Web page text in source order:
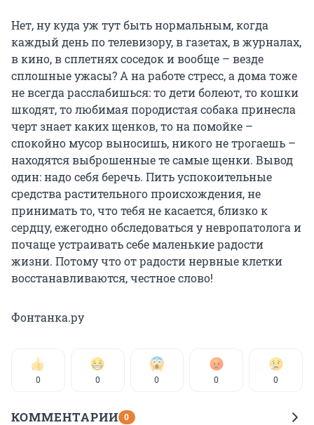
Нет, ну куда уж тут быть нормальным, когда
каждый день по телевизору, в газетах, в журналах,
в кино, в сплетнях соседок и вообще – везде
сплошные ужасы? А на работе стресс, а дома тоже
не всегда расслабишься: то дети болеют, то кошки
шкодят, то любимая породистая собака принесла
черт знает каких щенков, то на помойке –
спокойно мусор выносишь, никого не трогаешь –
находятся выброшенные те самые щенки. Вывод
один: надо себя беречь. Пить успокоительные
средства растительного происхождения, не
принимать то, что тебя не касается, близко к
сердцу, ежегодно обследоваться у невропатолога и
почаще устраивать себе маленькие радости
жизни. Потому что от радости нервные клетки
восстанавливаются, честное слово!
Фонтанка.ру
0 0 0 0 0
КОММЕНТАРИИ 0